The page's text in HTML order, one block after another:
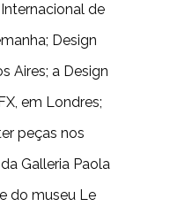
de
Design
Aires; a Design
em Londres;
peças nos
Galleria Paola
do museu Le